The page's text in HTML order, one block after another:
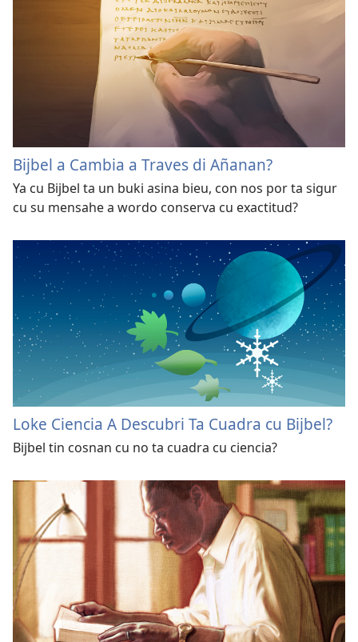
Bijbel a Cambia a Traves di Añanan?
Ya cu Bijbel ta un buki asina bieu, con nos por ta sigur
cu su mensahe a wordo conserva cu exactitud?
Loke Ciencia A Descubri Ta Cuadra cu Bijbel?
Bijbel tin cosnan cu no ta cuadra cu ciencia?